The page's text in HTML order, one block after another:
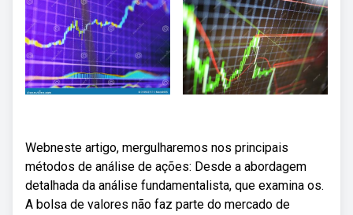
Webneste artigo, mergulharemos nos principais
métodos de análise de ações: Desde a abordagem
detalhada da análise fundamentalista, que examina os.
A bolsa de valores não faz parte do mercado de